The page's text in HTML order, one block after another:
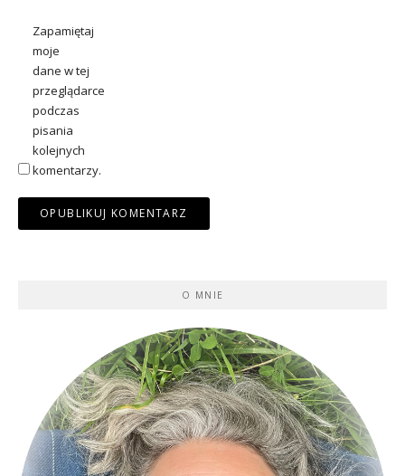
Zapamiętaj
moje
dane w tej
przeglądarce
podczas
pisania
kolejnych
komentarzy.
O MNIE